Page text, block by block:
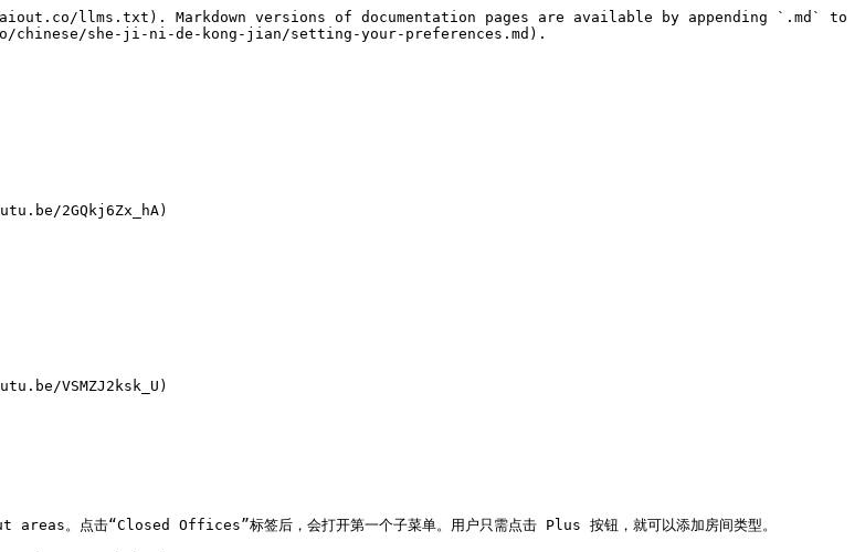
llms.txt). Markdown versions of documentation pages are available by appending `.md` to
she-ji-ni-de-kong-jian/setting-your-preferences.md).
2GQkj6Zx_hA)
VSMZJ2ksk_U)
。点击“Closed Offices”标签后，会打开第一个子菜单。用户只需点击 Plus 按钮，就可以添加房间类型。